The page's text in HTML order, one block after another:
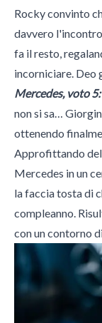
Rocky convinto
davvero
fa il resto,
incorniciare. Deo
Mercedes, voto 5:
non si sa…
ottenendo
Approfittando
Mercedes in un
la faccia tosta di
compleanno.
con un contorno